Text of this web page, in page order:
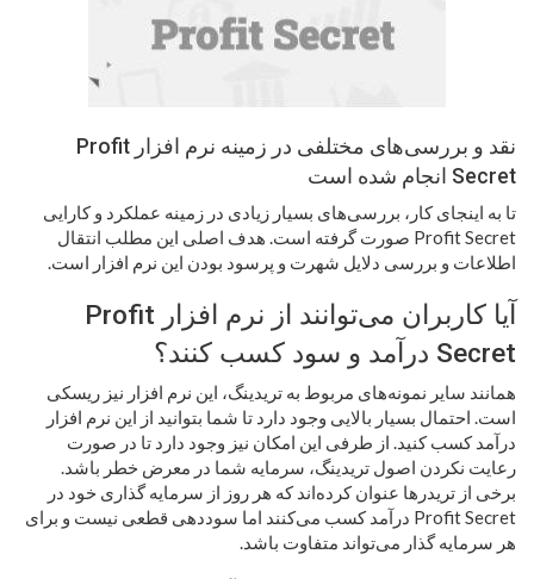
نقد و بررسی‌های مختلفی در زمینه نرم افزار Profit
Secret انجام شده است
تا به اینجای کار، بررسی‌های بسیار زیادی در زمینه عملکرد و کارایی
Profit Secret صورت گرفته است. هدف اصلی این مطلب انتقال
اطلاعات و بررسی دلایل شهرت و پرسود بودن این نرم افزار است.
آیا کاربران می‌توانند از نرم افزار Profit
Secret درآمد و سود کسب کنند؟
همانند سایر نمونه‌های مربوط به تریدینگ، این نرم افزار نیز ریسکی
است. احتمال بسیار بالایی وجود دارد تا شما بتوانید از این نرم افزار
درآمد کسب کنید. از طرفی این امکان نیز وجود دارد تا در صورت
رعایت نکردن اصول تریدینگ، سرمایه شما در معرض خطر باشد.
برخی از تریدرها عنوان کرده‌اند که هر روز از سرمایه گذاری خود در
Profit Secret درآمد کسب می‌کنند اما سوددهی قطعی نیست و برای
هر سرمایه گذار می‌تواند متفاوت باشد.